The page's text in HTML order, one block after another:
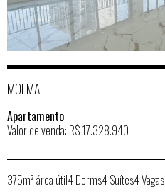
MOEMA
Apartamento
Valor de venda: R$ 17.328.940
375m² área útil4 Dorms4 Suítes4 Vagas